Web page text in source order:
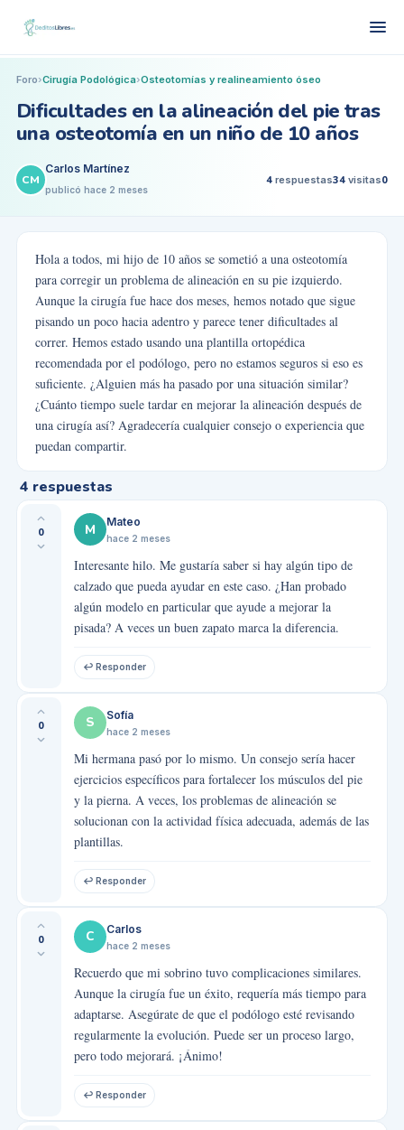
Foro›Cirugía Podológica›Osteotomías y realineamiento óseo
Dificultades en la alineación del pie tras
una osteotomía en un niño de 10 años
CM
Carlos Martínez
publicó hace 2 meses
4 respuestas34 visitas0
Hola a todos, mi hijo de 10 años se sometió a una osteotomía
para corregir un problema de alineación en su pie izquierdo.
Aunque la cirugía fue hace dos meses, hemos notado que sigue
pisando un poco hacia adentro y parece tener dificultades al
correr. Hemos estado usando una plantilla ortopédica
recomendada por el podólogo, pero no estamos seguros si eso es
suficiente. ¿Alguien más ha pasado por una situación similar?
¿Cuánto tiempo suele tardar en mejorar la alineación después de
una cirugía así? Agradecería cualquier consejo o experiencia que
puedan compartir.
4 respuestas
0 M Mateo
hace 2 meses
Interesante hilo. Me gustaría saber si hay algún tipo de
calzado que pueda ayudar en este caso. ¿Han probado
algún modelo en particular que ayude a mejorar la
pisada? A veces un buen zapato marca la diferencia.
↩ Responder
0 S Sofía
hace 2 meses
Mi hermana pasó por lo mismo. Un consejo sería hacer
ejercicios específicos para fortalecer los músculos del pie
y la pierna. A veces, los problemas de alineación se
solucionan con la actividad física adecuada, además de las
plantillas.
↩ Responder
0 C Carlos
hace 2 meses
Recuerdo que mi sobrino tuvo complicaciones similares.
Aunque la cirugía fue un éxito, requería más tiempo para
adaptarse. Asegúrate de que el podólogo esté revisando
regularmente la evolución. Puede ser un proceso largo,
pero todo mejorará. ¡Ánimo!
↩ Responder